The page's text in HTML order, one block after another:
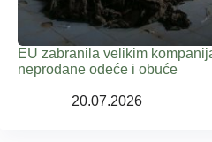
EU zabranila velikim
neprodane odeće i obuće
20.07.2026